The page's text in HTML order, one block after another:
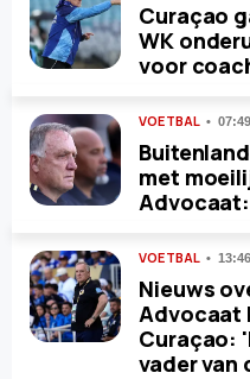
Curaçao
WK
voor
VOETBAL
met
Advocaat:
VOETBAL
Nieuws
Advocaat
Curaçao:
vader van